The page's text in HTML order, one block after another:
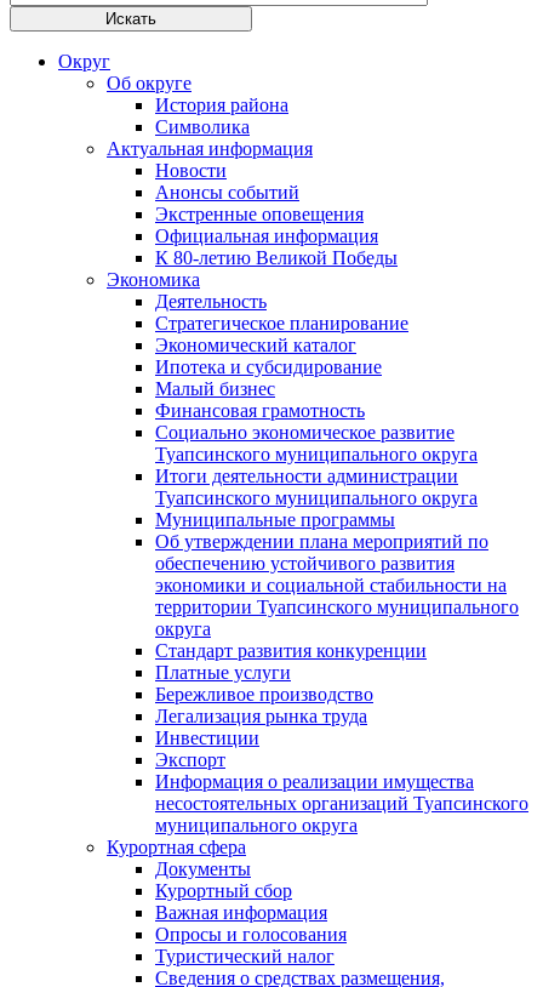
Округ
Об округе
История района
Символика
Актуальная информация
Новости
Анонсы событий
Экстренные оповещения
Официальная информация
К 80-летию Великой Победы
Экономика
Деятельность
Стратегическое планирование
Экономический каталог
Ипотека и субсидирование
Малый бизнес
Финансовая грамотность
Социально экономическое развитие
Туапсинского муниципального округа
Итоги деятельности администрации
Туапсинского муниципального округа
Муниципальные программы
Об утверждении плана мероприятий по
обеспечению устойчивого развития
экономики и социальной стабильности на
территории Туапсинского муниципального
округа
Стандарт развития конкуренции
Платные услуги
Бережливое производство
Легализация рынка труда
Инвестиции
Экспорт
Информация о реализации имущества
несостоятельных организаций Туапсинского
муниципального округа
Курортная сфера
Документы
Курортный сбор
Важная информация
Опросы и голосования
Туристический налог
Сведения о средствах размещения,